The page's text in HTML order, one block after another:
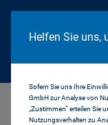
Cookie Hinweis
Helfen Sie uns,
Sofern Sie uns Ihre
GmbH zur Analyse von
„Zustimmen“ erteilen Sie
Nutzungsverhalten zu
2018